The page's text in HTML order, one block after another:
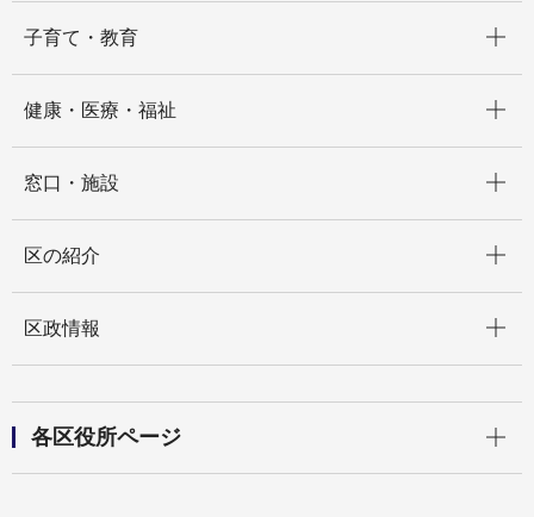
子育て・教育
健康・医療・福祉
窓口・施設
区の紹介
区政情報
各区役所ページ